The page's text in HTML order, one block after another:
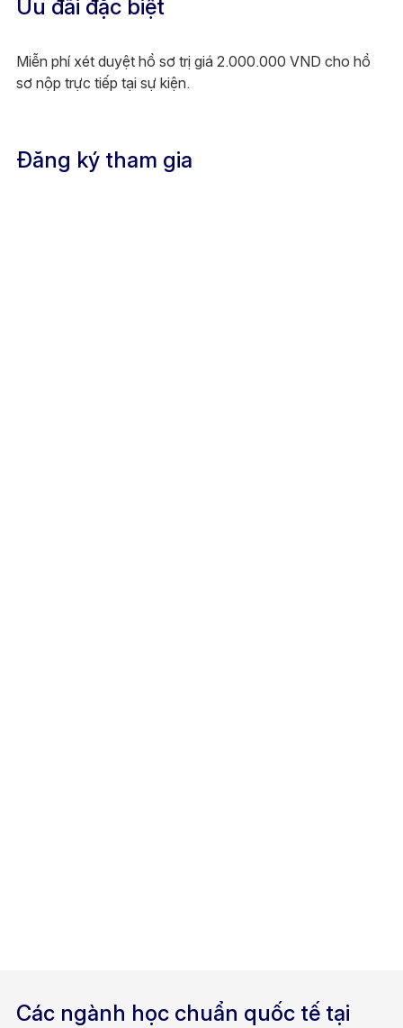
Ưu đãi đặc biệt
Miễn phí xét duyệt hồ sơ trị giá 2.000.000 VND cho hồ
sơ nộp trực tiếp tại sự kiện.
Đăng ký tham gia
Các ngành học chuẩn quốc tế tại